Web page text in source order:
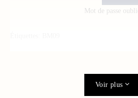
Mot de passe
Voir plus